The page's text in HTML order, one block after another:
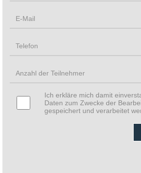
Ich erkläre mich damit
Daten zum Zwecke der
gespeichert und verarbeitet